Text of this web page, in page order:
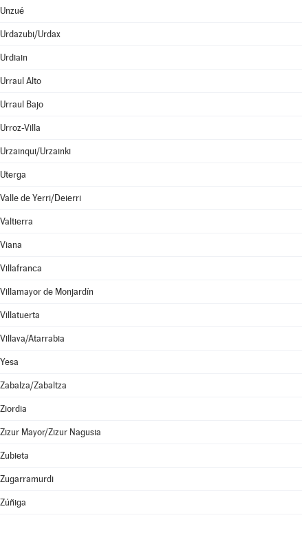
Unzué
Urdazubi/Urdax
Urdiain
Urraul Alto
Urraul Bajo
Urroz-Villa
Urzainqui/Urzainki
Uterga
Valle de Yerri/Deierri
Valtierra
Viana
Villafranca
Villamayor de Monjardín
Villatuerta
Villava/Atarrabia
Yesa
Zabalza/Zabaltza
Ziordia
Zizur Mayor/Zizur Nagusia
Zubieta
Zugarramurdi
Zúñiga